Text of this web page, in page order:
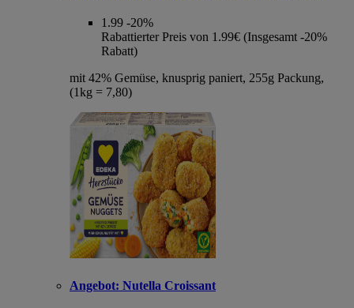
1.99 -20%
Rabattierter Preis von 1.99€ (Insgesamt -20%
Rabatt)
mit 42% Gemüse, knusprig paniert, 255g Packung,
(1kg = 7,80)
Angebot: Nutella Croissant